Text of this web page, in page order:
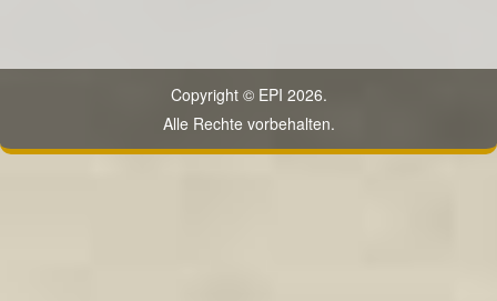
Copyright © EPI 2026.
Alle Rechte vorbehalten.